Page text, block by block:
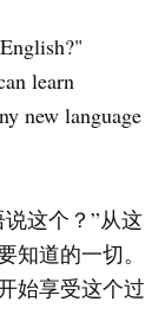
learn
new language
这个？”从这
道的一切。
始享受这个过